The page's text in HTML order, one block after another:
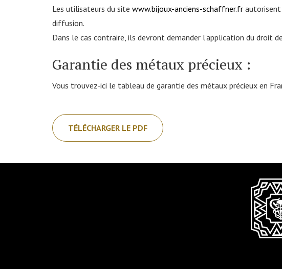
Les utilisateurs du site www.bijoux-anciens-schaffner.fr autorisent
diffusion.
Dans le cas contraire, ils devront demander l’application du droit
Garantie des métaux précieux :
Vous trouvez-ici le tableau de garantie des métaux précieux en
TÉLÉCHARGER LE PDF